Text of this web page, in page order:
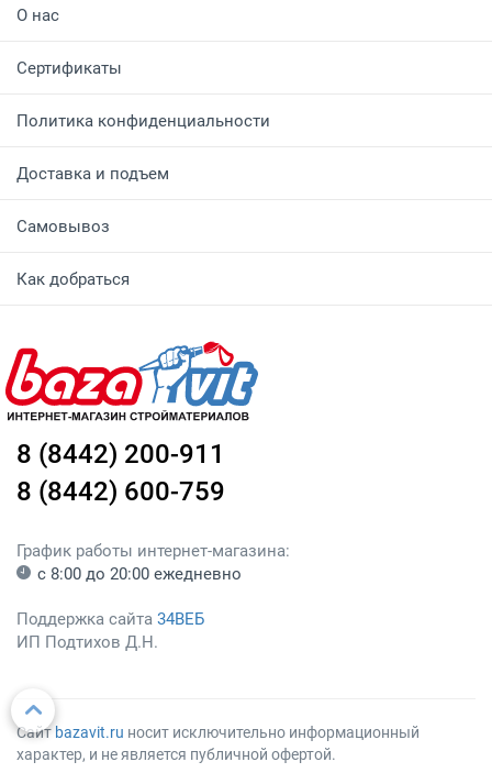
О нас
Сертификаты
Политика конфиденциальности
Доставка и подъем
Самовывоз
Как добраться
8 (8442) 200-911
8 (8442) 600-759
График работы интернет-магазина:
с 8:00 до 20:00 ежедневно
Поддержка сайта 34ВЕБ
ИП Подтихов Д.Н.
Сайт bazavit.ru носит исключительно информационный
характер, и не является публичной офертой.